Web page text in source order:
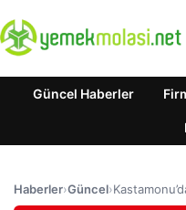
Güncel Haberler
Haberler›Güncel›